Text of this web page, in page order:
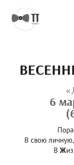
6
Пора
В свою
В Ж